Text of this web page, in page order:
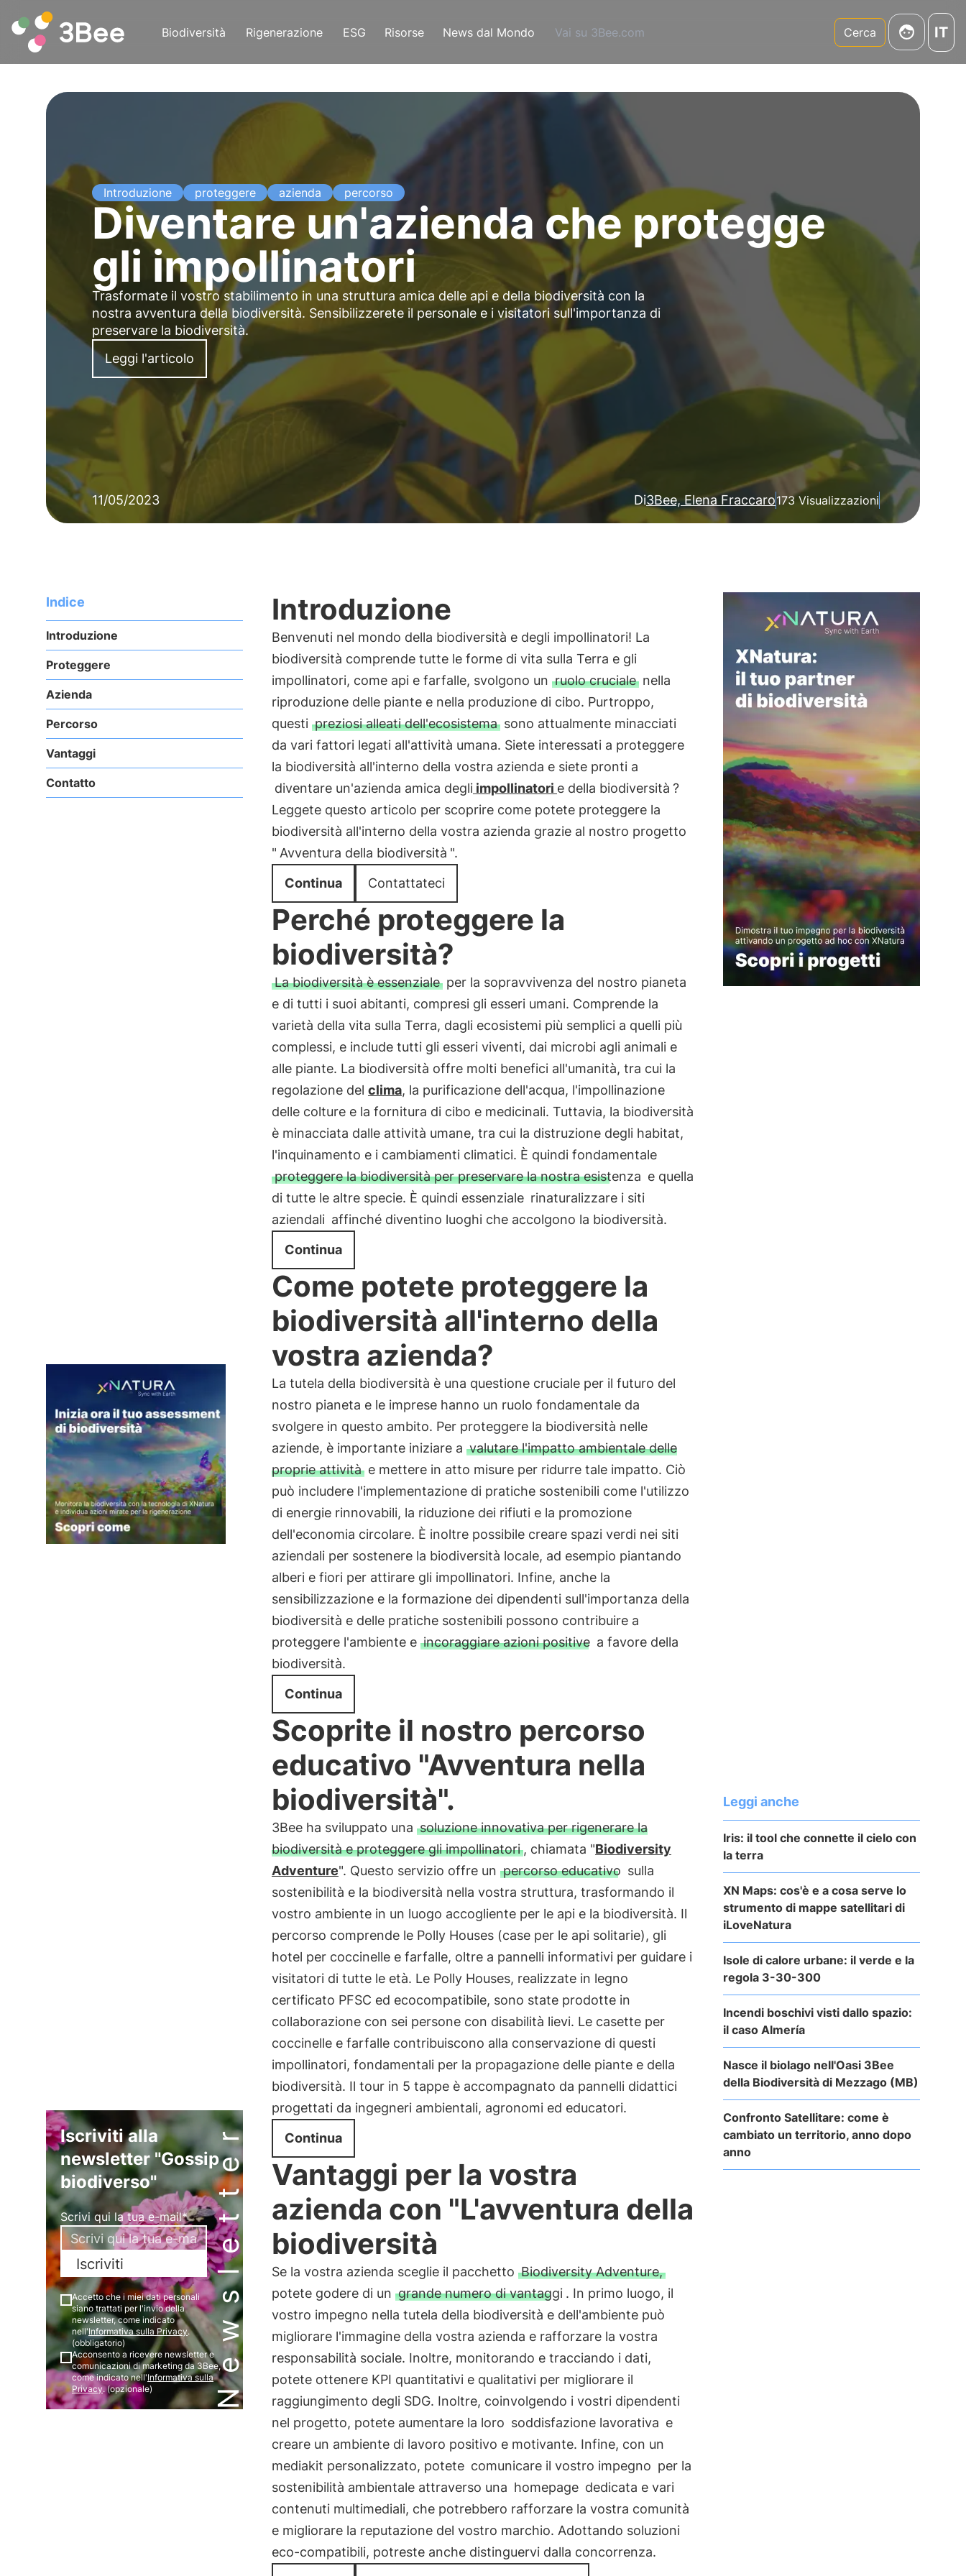
Biodiversità Rigenerazione ESG Risorse News dal Mondo Vai su 3Bee.com Cerca IT
Introduzione proteggere azienda percorso
Diventare un'azienda che protegge
gli impollinatori
Trasformate il vostro stabilimento in una struttura amica delle api e della biodiversità con la
nostra avventura della biodiversità. Sensibilizzerete il personale e i visitatori sull'importanza di
preservare la biodiversità.
Leggi l'articolo
11/05/2023 Di3Bee, Elena Fraccaro173 Visualizzazioni
Indice
Introduzione
Proteggere
Azienda
Percorso
Vantaggi
Contatto
Newsletter
Iscriviti alla
newsletter "Gossip
biodiverso"
Scrivi qui la tua e-mail*
Iscriviti
Accetto che i miei dati personali
siano trattati per l'invio della
newsletter, come indicato
nell'Informativa sulla Privacy.
(obbligatorio)
Acconsento a ricevere newsletter e
comunicazioni di marketing da 3Bee,
come indicato nell'Informativa sulla
Privacy. (opzionale)
Introduzione
Benvenuti nel mondo della biodiversità e degli impollinatori! La
biodiversità comprende tutte le forme di vita sulla Terra e gli
impollinatori, come api e farfalle, svolgono un ruolo crucialenella
riproduzione delle piante e nella produzione di cibo. Purtroppo,
questi preziosi alleati dell'ecosistemasono attualmente minacciati
da vari fattori legati all'attività umana. Siete interessati a proteggere
la biodiversità all'interno della vostra azienda e siete pronti a
diventare un'azienda amica degliimpollinatori e della biodiversità ?
Leggete questo articolo per scoprire come potete proteggere la
biodiversità all'interno della vostra azienda grazie al nostro progetto
" Avventura della biodiversità ".
Continua
Contattateci
Perché proteggere la
biodiversità?
La biodiversità è essenzialeper la sopravvivenza del nostro pianeta
e di tutti i suoi abitanti, compresi gli esseri umani. Comprende la
varietà della vita sulla Terra, dagli ecosistemi più semplici a quelli più
complessi, e include tutti gli esseri viventi, dai microbi agli animali e
alle piante. La biodiversità offre molti benefici all'umanità, tra cui la
regolazione del clima, la purificazione dell'acqua, l'impollinazione
delle colture e la fornitura di cibo e medicinali. Tuttavia, la biodiversità
è minacciata dalle attività umane, tra cui la distruzione degli habitat,
l'inquinamento e i cambiamenti climatici. È quindi fondamentale
proteggere la biodiversità per preservare la nostra esistenza e quella
di tutte le altre specie. È quindi essenziale rinaturalizzare i siti
aziendali affinché diventino luoghi che accolgono la biodiversità.
Continua
Come potete proteggere la
biodiversità all'interno della
vostra azienda?
La tutela della biodiversità è una questione cruciale per il futuro del
nostro pianeta e le imprese hanno un ruolo fondamentale da
svolgere in questo ambito. Per proteggere la biodiversità nelle
aziende, è importante iniziare a valutare l'impatto ambientale delle
proprie attivitàe mettere in atto misure per ridurre tale impatto. Ciò
può includere l'implementazione di pratiche sostenibili come l'utilizzo
di energie rinnovabili, la riduzione dei rifiuti e la promozione
dell'economia circolare. È inoltre possibile creare spazi verdi nei siti
aziendali per sostenere la biodiversità locale, ad esempio piantando
alberi e fiori per attirare gli impollinatori. Infine, anche la
sensibilizzazione e la formazione dei dipendenti sull'importanza della
biodiversità e delle pratiche sostenibili possono contribuire a
proteggere l'ambiente e incoraggiare azioni positive a favore della
biodiversità.
Continua
Scoprite il nostro percorso
educativo "Avventura nella
biodiversità".
3Bee ha sviluppato una soluzione innovativa per rigenerare la
biodiversità e proteggere gli impollinatori, chiamata "Biodiversity
Adventure". Questo servizio offre un percorso educativo sulla
sostenibilità e la biodiversità nella vostra struttura, trasformando il
vostro ambiente in un luogo accogliente per le api e la biodiversità. Il
percorso comprende le Polly Houses (case per le api solitarie), gli
hotel per coccinelle e farfalle, oltre a pannelli informativi per guidare i
visitatori di tutte le età. Le Polly Houses, realizzate in legno
certificato PFSC ed ecocompatibile, sono state prodotte in
collaborazione con sei persone con disabilità lievi. Le casette per
coccinelle e farfalle contribuiscono alla conservazione di questi
impollinatori, fondamentali per la propagazione delle piante e della
biodiversità. Il tour in 5 tappe è accompagnato da pannelli didattici
progettati da ingegneri ambientali, agronomi ed educatori.
Continua
Vantaggi per la vostra
azienda con "L'avventura della
biodiversità
Se la vostra azienda sceglie il pacchetto Biodiversity Adventure,
potete godere di un grande numero di vantaggi . In primo luogo, il
vostro impegno nella tutela della biodiversità e dell'ambiente può
migliorare l'immagine della vostra azienda e rafforzare la vostra
responsabilità sociale. Inoltre, monitorando e tracciando i dati,
potete ottenere KPI quantitativi e qualitativi per migliorare il
raggiungimento degli SDG. Inoltre, coinvolgendo i vostri dipendenti
nel progetto, potete aumentare la loro soddisfazione lavorativa e
creare un ambiente di lavoro positivo e motivante. Infine, con un
mediakit personalizzato, potete comunicare il vostro impegno per la
sostenibilità ambientale attraverso una homepage dedicata e vari
contenuti multimediali, che potrebbero rafforzare la vostra comunità
e migliorare la reputazione del vostro marchio. Adottando soluzioni
eco-compatibili, potreste anche distinguervi dalla concorrenza.
Leggi anche
Iris: il tool che connette il cielo con
la terra
XN Maps: cos'è e a cosa serve lo
strumento di mappe satellitari di
iLoveNatura
Isole di calore urbane: il verde e la
regola 3-30-300
Incendi boschivi visti dallo spazio:
il caso Almería
Nasce il biolago nell'Oasi 3Bee
della Biodiversità di Mezzago (MB)
Confronto Satellitare: come è
cambiato un territorio, anno dopo
anno